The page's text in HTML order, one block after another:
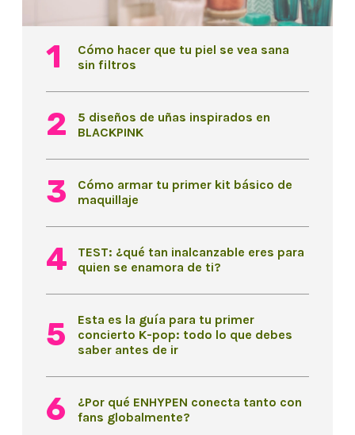
Cómo hacer que tu piel se vea sana
sin filtros
5 diseños de uñas inspirados en
BLACKPINK
Cómo armar tu primer kit básico de
maquillaje
TEST: ¿qué tan inalcanzable eres para
quien se enamora de ti?
Esta es la guía para tu primer
concierto K-pop: todo lo que debes
saber antes de ir
¿Por qué ENHYPEN conecta tanto con
fans globalmente?